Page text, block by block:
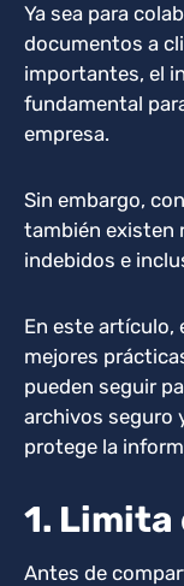
Ya sea para
documentos a
importantes, el
fundamental
empresa.
Sin embargo,
también existen
indebidos e
En este artículo,
mejores
pueden seguir
archivos seguro
protege la
1.
Antes de